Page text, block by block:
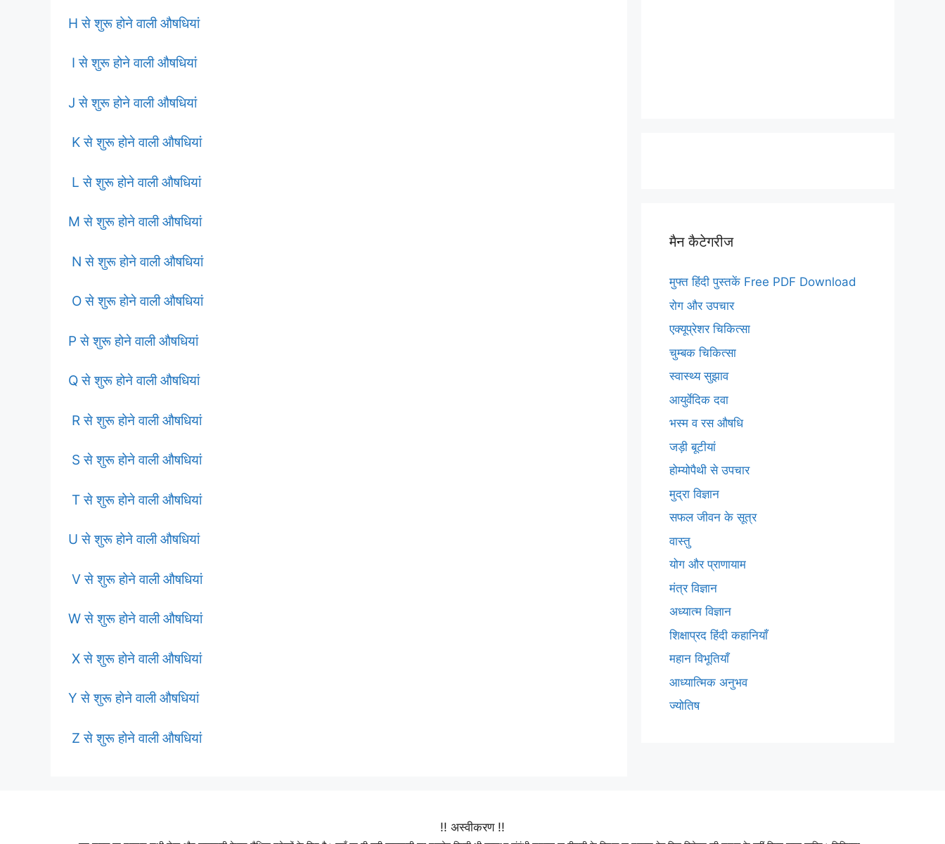
H से शुरू होने वाली औषधियां
I से शुरू होने वाली औषधियां
J से शुरू होने वाली औषधियां
K से शुरू होने वाली औषधियां
L से शुरू होने वाली औषधियां
M से शुरू होने वाली औषधियां
N से शुरू होने वाली औषधियां
O से शुरू होने वाली औषधियां
P से शुरू होने वाली औषधियां
Q से शुरू होने वाली औषधियां
R से शुरू होने वाली औषधियां
S से शुरू होने वाली औषधियां
T से शुरू होने वाली औषधियां
U से शुरू होने वाली औषधियां
V से शुरू होने वाली औषधियां
W से शुरू होने वाली औषधियां
X से शुरू होने वाली औषधियां
Y से शुरू होने वाली औषधियां
Z से शुरू होने वाली औषधियां
मैन कैटेगरीज
मुफ्त हिंदी पुस्तकें Free PDF Download
रोग और उपचार
एक्यूप्रेशर चिकित्सा
चुम्बक चिकित्सा
स्वास्थ्य सुझाव
आयुर्वेदिक दवा
भस्म व रस औषधि
जड़ी बूटीयां
होम्योपैथी से उपचार
मुद्रा विज्ञान
सफल जीवन के सूत्र
वास्तु
योग और प्राणायाम
मंत्र विज्ञान
अध्यात्म विज्ञान
शिक्षाप्रद हिंदी कहानियाँ
महान विभूतियाँ
आध्यात्मिक अनुभव
ज्योतिष
!! अस्वीकरण !!